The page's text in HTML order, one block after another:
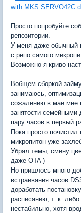
with MKS SERVO42C
Просто попробуйте
репозитории.
У меня даже обычный
с репо самого
Возможно я криво
Вобщем сборкой
занимаюсь,
сожалению в мае мне
занятости семейными
пару часов в первый
Пока просто
микропитон уже
Убрал темы, смену
даже OTA )
Но пришлось много
встраивания часов
доработать
расписанию, т. к.
нестабильно, хотя